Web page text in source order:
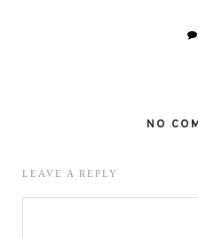
NO
LEAVE A REPLY